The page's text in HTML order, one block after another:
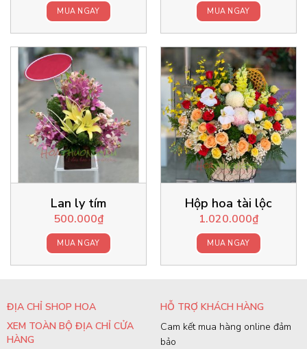
MUA NGAY MUA NGAY
Lan ly tím
500.000₫
MUA NGAY
Hộp hoa tài lộc
1.020.000₫
MUA NGAY
ĐỊA CHỈ SHOP HOA
XEM TOÀN BỘ ĐỊA CHỈ CỬA
HÀNG
HỖ TRỢ KHÁCH HÀNG
Cam kết mua hàng online đảm
bảo